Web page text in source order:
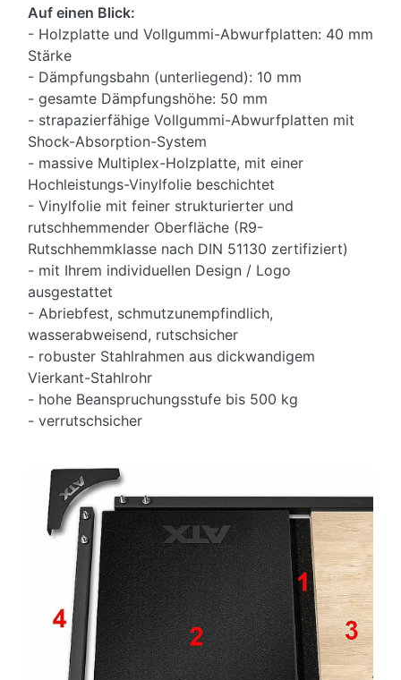
Auf einen Blick:
- Holzplatte und Vollgummi-Abwurfplatten: 40 mm
Stärke
- Dämpfungsbahn (unterliegend): 10 mm
- gesamte Dämpfungshöhe: 50 mm
- strapazierfähige Vollgummi-Abwurfplatten mit
Shock-Absorption-System
- massive Multiplex-Holzplatte, mit einer
Hochleistungs-Vinylfolie beschichtet
- Vinylfolie mit feiner strukturierter und
rutschhemmender Oberfläche (R9-
Rutschhemmklasse nach DIN 51130 zertifiziert)
- mit Ihrem individuellen Design / Logo
ausgestattet
- Abriebfest, schmutzunempfindlich,
wasserabweisend, rutschsicher
- robuster Stahlrahmen aus dickwandigem
Vierkant-Stahlrohr
- hohe Beanspruchungsstufe bis 500 kg
- verrutschsicher